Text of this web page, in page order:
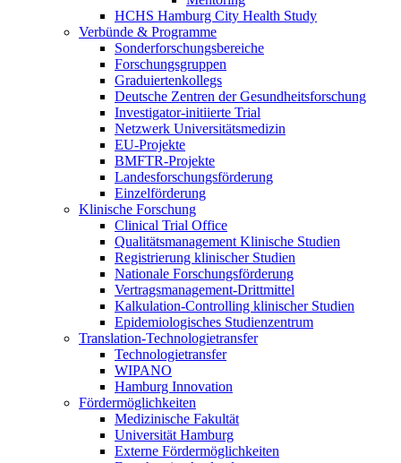
HCHS Hamburg City Health Study
Verbünde & Programme
Sonderforschungsbereiche
Forschungsgruppen
Graduiertenkollegs
Deutsche Zentren der Gesundheitsforschung
Investigator-initiierte Trial
Netzwerk Universitätsmedizin
EU-Projekte
BMFTR-Projekte
Landesforschungsförderung
Einzelförderung
Klinische Forschung
Clinical Trial Office
Qualitätsmanagement Klinische Studien
Registrierung klinischer Studien
Nationale Forschungsförderung
Vertragsmanagement-Drittmittel
Kalkulation-Controlling klinischer Studien
Epidemiologisches Studienzentrum
Translation-Technologietransfer
Technologietransfer
WIPANO
Hamburg Innovation
Fördermöglichkeiten
Medizinische Fakultät
Universität Hamburg
Externe Fördermöglichkeiten